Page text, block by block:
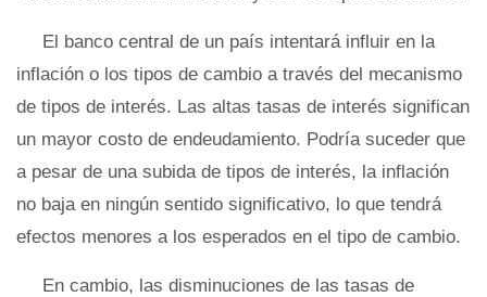
El banco central de un país intentará influir en la
inflación o los tipos de cambio a través del mecanismo
de tipos de interés. Las altas tasas de interés significan
un mayor costo de endeudamiento. Podría suceder que
a pesar de una subida de tipos de interés, la inflación
no baja en ningún sentido significativo, lo que tendrá
efectos menores a los esperados en el tipo de cambio.
En cambio, las disminuciones de las tasas de